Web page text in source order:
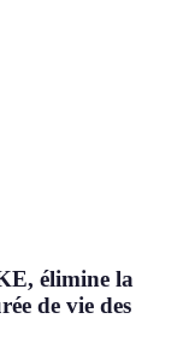
élimine la
de vie des